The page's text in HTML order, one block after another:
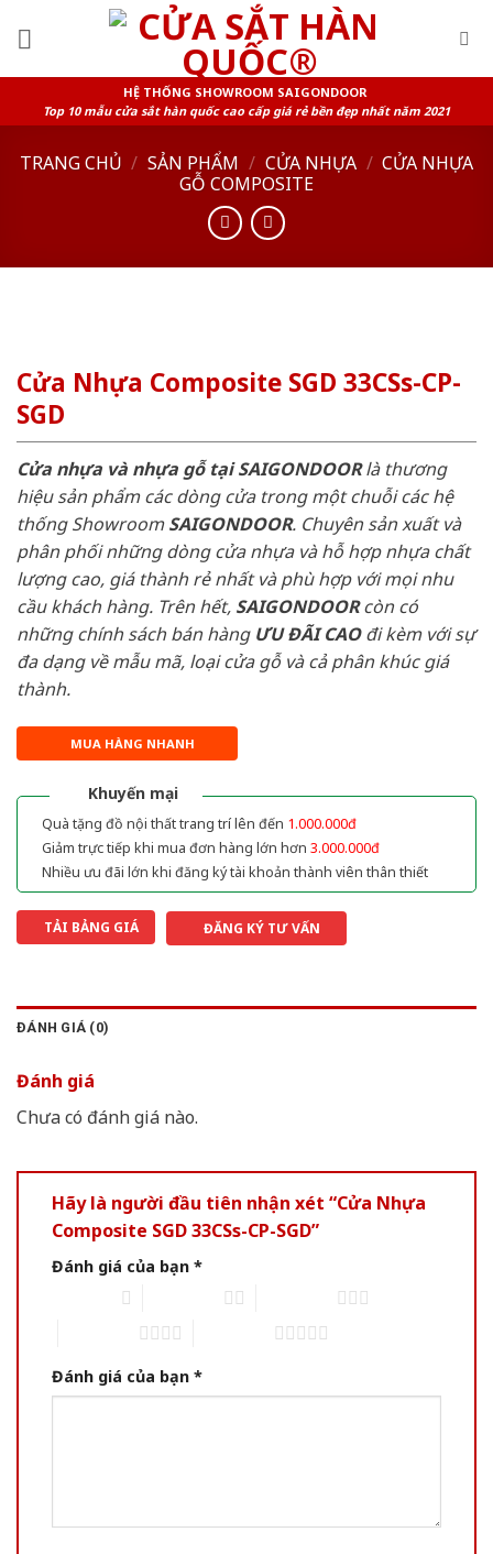
HỆ THỐNG SHOWROOM SAIGONDOOR
Top 10 mẫu cửa sắt hàn quốc cao cấp giá rẻ bền đẹp nhất năm 2021
TRANG CHỦ / SẢN PHẨM / CỬA NHỰA / CỬA NHỰA
GỖ COMPOSITE
Cửa Nhựa Composite SGD 33CSs-CP-
SGD
Cửa nhựa và nhựa gỗ tại SAIGONDOORlà thương
hiệu sản phẩm các dòng cửa trong một chuỗi các hệ
thống ShowroomSAIGONDOOR. Chuyên sản xuất và
phân phối những dòng cửa nhựa và hỗ hợp nhựa chất
lượng cao, giá thành rẻ nhất và phù hợp với mọi nhu
cầu khách hàng. Trên hết, SAIGONDOORcòn có
những chính sách bán hàng ƯU ĐÃI CAOđi kèm với sự
đa dạng về mẫu mã, loại cửa gỗ và cả phân khúc giá
thành.
MUA HÀNG NHANH
Khuyến mại
Quà tặng đồ nội thất trang trí lên đến 1.000.000đ
Giảm trực tiếp khi mua đơn hàng lớn hơn 3.000.000đ
Nhiều ưu đãi lớn khi đăng ký tài khoản thành viên thân thiết
TẢI BẢNG GIÁ ĐĂNG KÝ TƯ VẤN
ĐÁNH GIÁ (0)
Đánh giá
Chưa có đánh giá nào.
Hãy là người đầu tiên nhận xét “Cửa Nhựa
Composite SGD 33CSs-CP-SGD”
Đánh giá của bạn *
Đánh giá của bạn *